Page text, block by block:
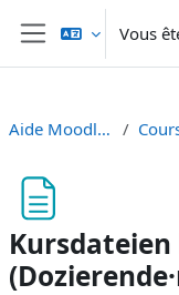
Passer au contenu
Panneau latéral
Vous
Aide Moodle - Moodle Hilfe